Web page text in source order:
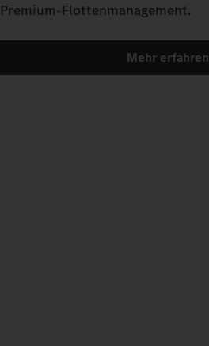
Premium-Flottenmanagement.
Mehr erfahren